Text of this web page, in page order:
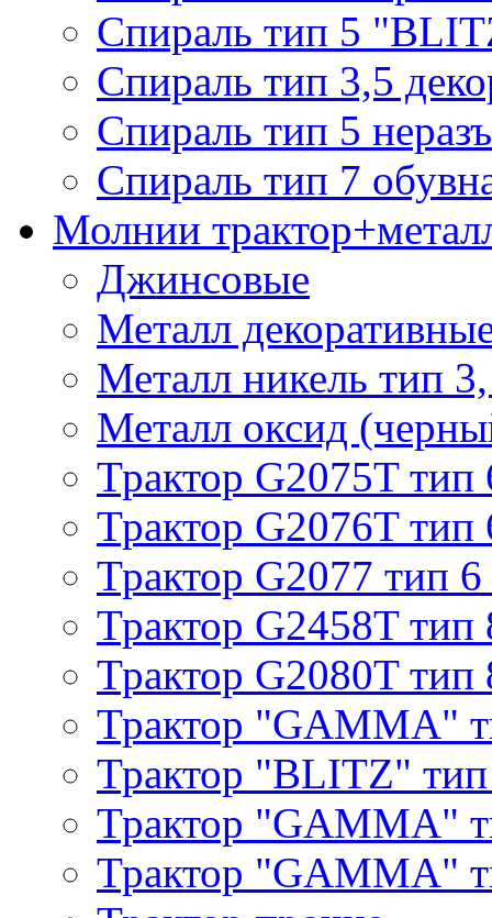
Спираль тип 5
Спираль тип 3,5
Спираль тип 5
Спираль тип 7
Молнии
Джинсовые
Металл
Металл никель тип
Металл оксид
Трактор G2075T тип
Трактор G2076T тип
Трактор G2077 тип 6
Трактор G2458T тип
Трактор G2080T тип
Трактор "GAMMA"
Трактор "BLITZ"
Трактор "GAMMA"
Трактор "GAMMA"